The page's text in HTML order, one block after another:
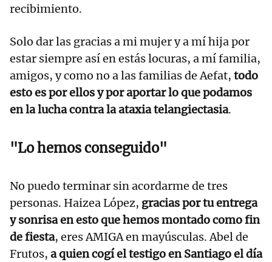
recibimiento.
Solo dar las gracias a mi mujer y a mí hija por
estar siempre así en estás locuras, a mí familia,
amigos, y como no a las familias de Aefat, todo
esto es por ellos y por aportar lo que podamos
en la lucha contra la ataxia telangiectasia.
"Lo hemos conseguido"
No puedo terminar sin acordarme de tres
personas. Haizea López, gracias por tu entrega
y sonrisa en esto que hemos montado como fin
de fiesta, eres AMIGA en mayúsculas. Abel de
Frutos, a quien cogí el testigo en Santiago el día